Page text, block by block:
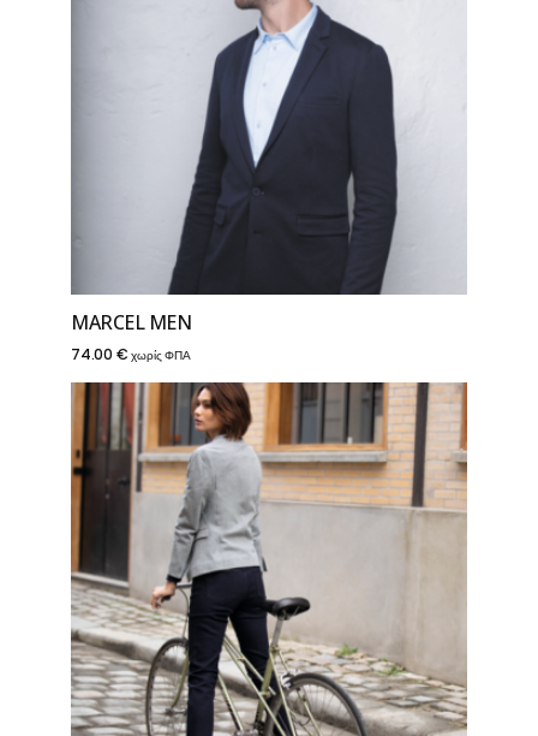
MARCEL MEN
74.00 € χωρίς ΦΠΑ